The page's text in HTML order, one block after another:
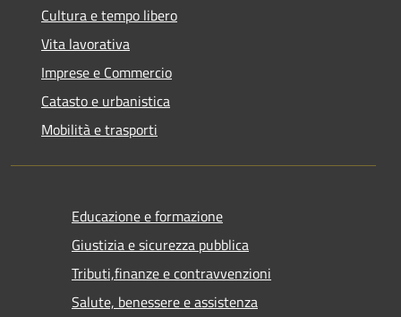
Cultura e tempo libero
Vita lavorativa
Imprese e Commercio
Catasto e urbanistica
Mobilità e trasporti
Educazione e formazione
Giustizia e sicurezza pubblica
Tributi,finanze e contravvenzioni
Salute, benessere e assistenza